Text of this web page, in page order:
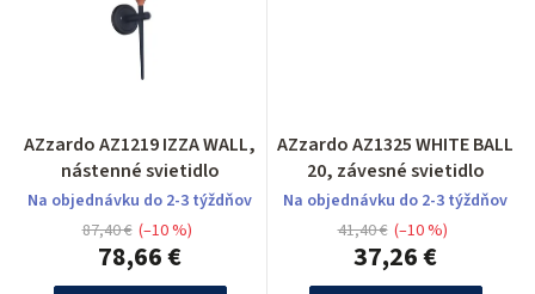
AZzardo AZ1219 IZZA WALL,
nástenné svietidlo
Na objednávku do 2-3 týždňov
78,66 €
87,40 € (–10 %)
AZzardo AZ1325 WHITE BALL
20, závesné svietidlo
Na objednávku do 2-3 týždňov
37,26 €
41,40 € (–10 %)